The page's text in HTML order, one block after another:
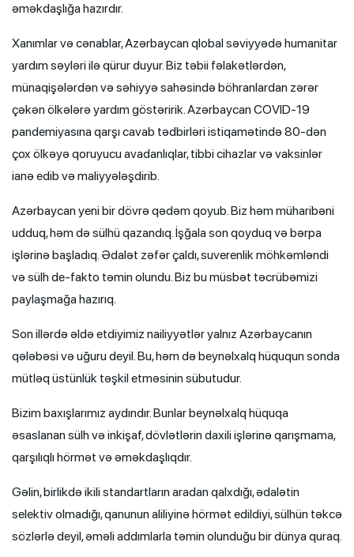
əməkdaşlığa hazırdır.
Xanımlar və cənablar, Azərbaycan qlobal səviyyədə humanitar
yardım səyləri ilə qürur duyur. Biz təbii fəlakətlərdən,
münaqişələrdən və səhiyyə sahəsində böhranlardan zərər
çəkən ölkələrə yardım göstəririk. Azərbaycan COVID-19
pandemiyasına qarşı cavab tədbirləri istiqamətində 80-dən
çox ölkəyə qoruyucu avadanlıqlar, tibbi cihazlar və vaksinlər
ianə edib və maliyyələşdirib.
Azərbaycan yeni bir dövrə qədəm qoyub. Biz həm müharibəni
udduq, həm də sülhü qazandıq. İşğala son qoyduq və bərpa
işlərinə başladıq. Ədalət zəfər çaldı, suverenlik möhkəmləndi
və sülh de-fakto təmin olundu. Biz bu müsbət təcrübəmizi
paylaşmağa hazırıq.
Son illərdə əldə etdiyimiz nailiyyətlər yalnız Azərbaycanın
qələbəsi və uğuru deyil. Bu, həm də beynəlxalq hüququn sonda
mütləq üstünlük təşkil etməsinin sübutudur.
Bizim baxışlarımız aydındır. Bunlar beynəlxalq hüquqa
əsaslanan sülh və inkişaf, dövlətlərin daxili işlərinə qarışmama,
qarşılıqlı hörmət və əməkdaşlıqdır.
Gəlin, birlikdə ikili standartların aradan qalxdığı, ədalətin
selektiv olmadığı, qanunun aliliyinə hörmət edildiyi, sülhün təkcə
sözlərlə deyil, əməli addımlarla təmin olunduğu bir dünya quraq.